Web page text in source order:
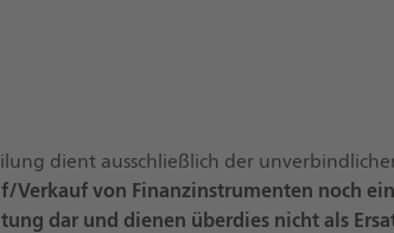
dient ausschließlich der
Verkauf von Finanzinstrumenten noch
dar und dienen überdies nicht als